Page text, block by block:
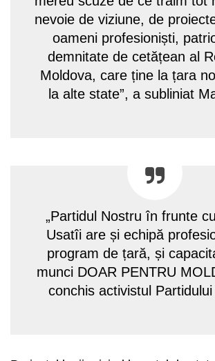
nevoie de viziune, de
oameni profesioniști,
demnitate de cetățean al
Moldova, care ține la țara
la alte state”, a subliniat
„Partidul Nostru în frunte
Usatîi are și echipă
program de țară, și
munci DOAR PENTRU
conchis activistul